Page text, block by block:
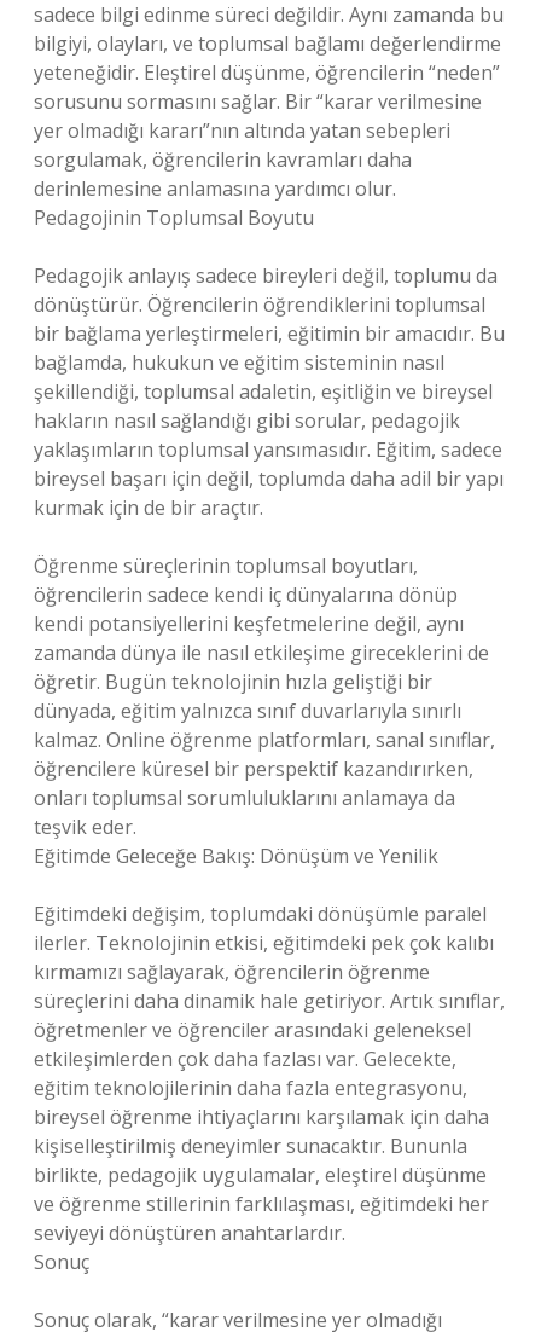
sadece bilgi edinme süreci değildir. Aynı zamanda bu
bilgiyi, olayları, ve toplumsal bağlamı değerlendirme
yeteneğidir. Eleştirel düşünme, öğrencilerin “neden”
sorusunu sormasını sağlar. Bir “karar verilmesine
yer olmadığı kararı”nın altında yatan sebepleri
sorgulamak, öğrencilerin kavramları daha
derinlemesine anlamasına yardımcı olur.
Pedagojinin Toplumsal Boyutu
Pedagojik anlayış sadece bireyleri değil, toplumu da
dönüştürür. Öğrencilerin öğrendiklerini toplumsal
bir bağlama yerleştirmeleri, eğitimin bir amacıdır. Bu
bağlamda, hukukun ve eğitim sisteminin nasıl
şekillendiği, toplumsal adaletin, eşitliğin ve bireysel
hakların nasıl sağlandığı gibi sorular, pedagojik
yaklaşımların toplumsal yansımasıdır. Eğitim, sadece
bireysel başarı için değil, toplumda daha adil bir yapı
kurmak için de bir araçtır.
Öğrenme süreçlerinin toplumsal boyutları,
öğrencilerin sadece kendi iç dünyalarına dönüp
kendi potansiyellerini keşfetmelerine değil, aynı
zamanda dünya ile nasıl etkileşime gireceklerini de
öğretir. Bugün teknolojinin hızla geliştiği bir
dünyada, eğitim yalnızca sınıf duvarlarıyla sınırlı
kalmaz. Online öğrenme platformları, sanal sınıflar,
öğrencilere küresel bir perspektif kazandırırken,
onları toplumsal sorumluluklarını anlamaya da
teşvik eder.
Eğitimde Geleceğe Bakış: Dönüşüm ve Yenilik
Eğitimdeki değişim, toplumdaki dönüşümle paralel
ilerler. Teknolojinin etkisi, eğitimdeki pek çok kalıbı
kırmamızı sağlayarak, öğrencilerin öğrenme
süreçlerini daha dinamik hale getiriyor. Artık sınıflar,
öğretmenler ve öğrenciler arasındaki geleneksel
etkileşimlerden çok daha fazlası var. Gelecekte,
eğitim teknolojilerinin daha fazla entegrasyonu,
bireysel öğrenme ihtiyaçlarını karşılamak için daha
kişiselleştirilmiş deneyimler sunacaktır. Bununla
birlikte, pedagojik uygulamalar, eleştirel düşünme
ve öğrenme stillerinin farklılaşması, eğitimdeki her
seviyeyi dönüştüren anahtarlardır.
Sonuç
Sonuç olarak, “karar verilmesine yer olmadığı